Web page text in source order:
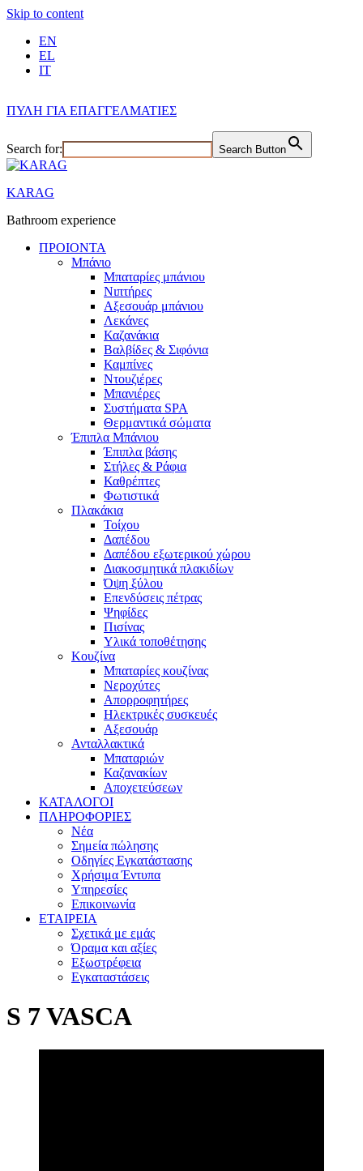
Skip to content
EN
EL
IT
ΠΥΛΗ ΓΙΑ ΕΠΑΓΓΕΛΜΑΤΙΕΣ
Search for: Search Button
KARAG
Bathroom experience
ΠΡΟΙΟΝΤΑ
Μπάνιο
Μπαταρίες μπάνιου
Νιπτήρες
Αξεσουάρ μπάνιου
Λεκάνες
Καζανάκια
Βαλβίδες & Σιφόνια
Καμπίνες
Ντουζιέρες
Μπανιέρες
Συστήματα SPA
Θερμαντικά σώματα
Έπιπλα Μπάνιου
Έπιπλα βάσης
Στήλες & Ράφια
Καθρέπτες
Φωτιστικά
Πλακάκια
Τοίχου
Δαπέδου
Δαπέδου εξωτερικού χώρου
Διακοσμητικά πλακιδίων
Όψη ξύλου
Επενδύσεις πέτρας
Ψηφίδες
Πισίνας
Υλικά τοποθέτησης
Κουζίνα
Μπαταρίες κουζίνας
Νεροχύτες
Απορροφητήρες
Ηλεκτρικές συσκευές
Αξεσουάρ
Ανταλλακτικά
Μπαταριών
Καζανακίων
Αποχετεύσεων
ΚΑΤΑΛΟΓΟΙ
ΠΛΗΡΟΦΟΡΙΕΣ
Νέα
Σημεία πώλησης
Οδηγίες Εγκατάστασης
Χρήσιμα Έντυπα
Υπηρεσίες
Επικοινωνία
ΕΤΑΙΡΕΙΑ
Σχετικά με εμάς
Όραμα και αξίες
Εξωστρέφεια
Εγκαταστάσεις
S 7 VASCA